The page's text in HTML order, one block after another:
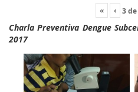
« ‹ 3de
Charla Preventiva Dengue
2017